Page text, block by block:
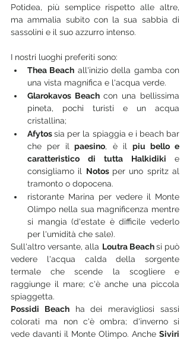
Potidea, più semplice rispetto alle altre,
ma ammalia subito con la sua sabbia di
sassolini e il suo azzurro intenso.
I nostri luoghi preferiti sono:
Thea Beach all'inizio della gamba con
una vista magnifica e l'acqua verde.
Glarokavos Beach con una bellissima
pineta, pochi turisti e un acqua
cristallina;
Afytos sia per la spiaggia e i beach bar
che per il
paesino, è il piu bello e
caratteristico di tutta Halkidiki e
consigliamo il Notos per uno spritz al
tramonto o dopocena.
ristorante Marina per vedere il Monte
Olimpo nella sua magnificenza mentre
si mangia (d'estate è difficile vederlo
per l'umidità che sale).
Sull'altro versante, alla Loutra Beach si può
vedere l'acqua calda della sorgente
termale che scende la scogliere e
raggiunge il mare; c'è anche una piccola
spiaggetta.
Possidi Beach ha dei meravigliosi sassi
colorati ma non c'è ombra; d'inverno si
vede davanti il Monte Olimpo. Anche